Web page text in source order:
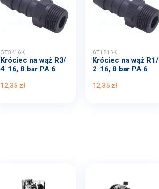
GT3416K
Króciec na wąż R3/
4-16, 8 bar PA 6
12,35 zł
GT1216K
Króciec na wąż R1/
2-16, 8 bar PA 6
12,35 zł